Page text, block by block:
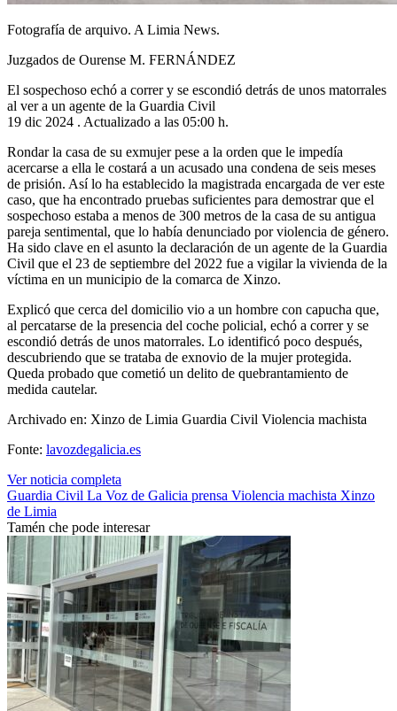
Fotografía de arquivo. A Limia News.
Juzgados de Ourense M. FERNÁNDEZ
El sospechoso echó a correr y se escondió detrás de unos matorrales
al ver a un agente de la Guardia Civil
19 dic 2024 . Actualizado a las 05:00 h.
Rondar la casa de su exmujer pese a la orden que le impedía
acercarse a ella le costará a un acusado una condena de seis meses
de prisión. Así lo ha establecido la magistrada encargada de ver este
caso, que ha encontrado pruebas suficientes para demostrar que el
sospechoso estaba a menos de 300 metros de la casa de su antigua
pareja sentimental, que lo había denunciado por violencia de género.
Ha sido clave en el asunto la declaración de un agente de la Guardia
Civil que el 23 de septiembre del 2022 fue a vigilar la vivienda de la
víctima en un municipio de la comarca de Xinzo.
Explicó que cerca del domicilio vio a un hombre con capucha que,
al percatarse de la presencia del coche policial, echó a correr y se
escondió detrás de unos matorrales. Lo identificó poco después,
descubriendo que se trataba de exnovio de la mujer protegida.
Queda probado que cometió un delito de quebrantamiento de
medida cautelar.
Archivado en: Xinzo de Limia Guardia Civil Violencia machista
Fonte: lavozdegalicia.es
Ver noticia completa
Guardia Civil La Voz de Galicia prensa Violencia machista Xinzo
de Limia
Tamén che pode interesar